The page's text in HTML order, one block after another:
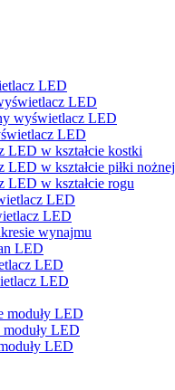
LED
LED
wyświetlacz LED
LED
LED w kształcie kostki
LED w kształcie piłki nożnej
LED w kształcie rogu
LED
LED
wynajmu
LED
LED
LED
moduły LED
moduły LED
LED